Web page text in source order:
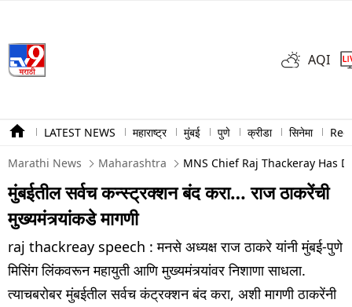
AQI
LATEST NEWS महाराष्ट्र मुंबई पुणे क्रीडा सिनेमा
Marathi News Maharashtra MNS Chief Raj Thackeray Has
मुंबईतील सर्वच कन्स्ट्रक्शन बंद करा… राज ठाकरेंची
मुख्यमंत्र्यांकडे मागणी
raj thackreay speech : मनसे अध्यक्ष राज ठाकरे यांनी मुंबई-पुणे
मिसिंग लिंकवरून महायुती आणि मुख्यमंत्र्यांवर निशाणा साधला.
त्याचबरोबर मुंबईतील सर्वच कंट्रक्शन बंद करा, अशी मागणी ठाकरेंनी